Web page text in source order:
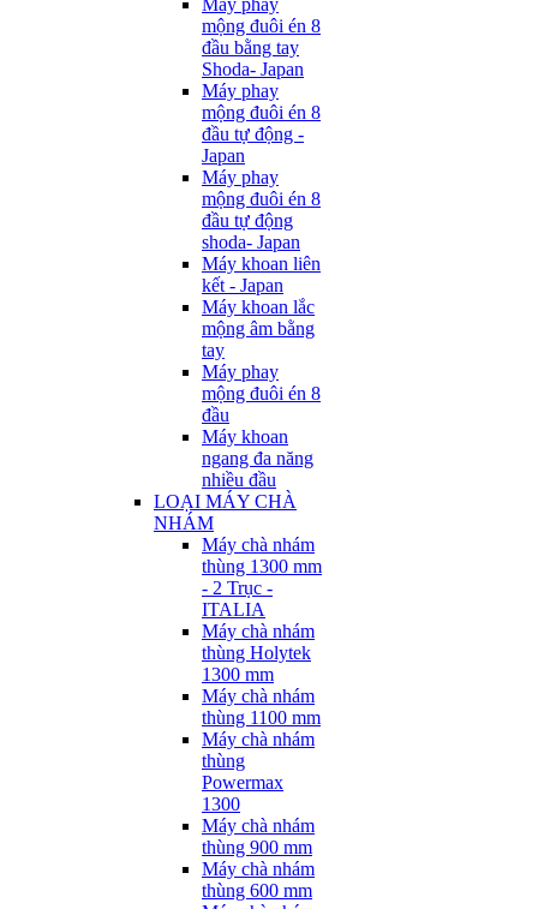
Máy phay
mộng đuôi én 8
đầu bằng tay
Shoda- Japan
Máy phay
mộng đuôi én 8
đầu tự động -
Japan
Máy phay
mộng đuôi én 8
đầu tự động
shoda- Japan
Máy khoan liên
kết - Japan
Máy khoan lắc
mộng âm bằng
tay
Máy phay
mộng đuôi én 8
đầu
Máy khoan
ngang đa năng
nhiều đầu
LOẠI MÁY CHÀ
NHÁM
Máy chà nhám
thùng 1300 mm
- 2 Trục -
ITALIA
Máy chà nhám
thùng Holytek
1300 mm
Máy chà nhám
thùng 1100 mm
Máy chà nhám
thùng
Powermax
1300
Máy chà nhám
thùng 900 mm
Máy chà nhám
thùng 600 mm